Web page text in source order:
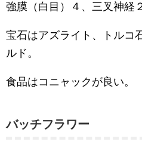
強膜（白目）４、三叉神経
宝石はアズライト、トルコ
ルド。
食品はコニャックが良い。
バッチフラワー